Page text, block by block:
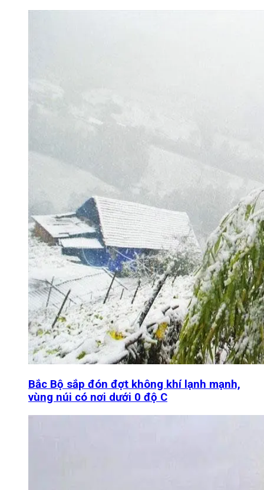
Bắc Bộ sắp đón đợt không khí lạnh mạnh,
vùng núi có nơi dưới 0 độ C